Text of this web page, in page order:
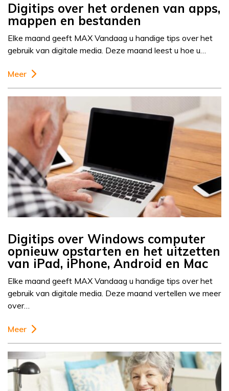
Digitips over het ordenen van apps,
mappen en bestanden
Elke maand geeft MAX Vandaag u handige tips over het
gebruik van digitale media. Deze maand leest u hoe u…
Meer
Digitips over Windows computer
opnieuw opstarten en het uitzetten
van iPad, iPhone, Android en Mac
Elke maand geeft MAX Vandaag u handige tips over het
gebruik van digitale media. Deze maand vertellen we meer
over…
Meer